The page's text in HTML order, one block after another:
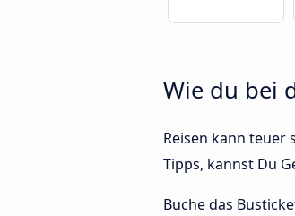
Wie du bei
Reisen kann teuer
Tipps, kannst Du
Buche das